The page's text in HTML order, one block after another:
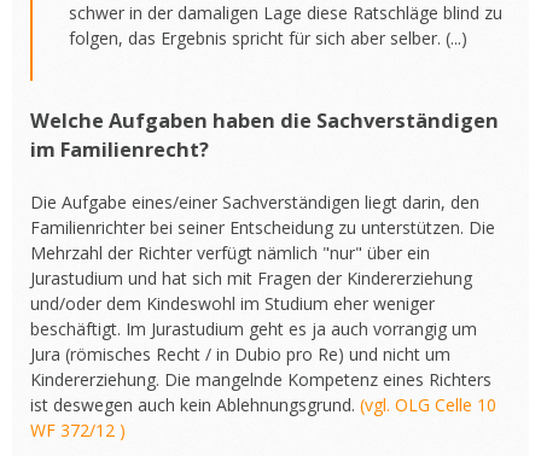
schwer in der damaligen Lage diese Ratschläge blind zu
folgen, das Ergebnis spricht für sich aber selber. (...)
Welche Aufgaben haben die Sachverständigen
im Familienrecht?
Die Aufgabe eines/einer Sachverständigen liegt darin, den
Familienrichter bei seiner Entscheidung zu unterstützen. Die
Mehrzahl der Richter verfügt nämlich "nur" über ein
Jurastudium und hat sich mit Fragen der Kindererziehung
und/oder dem Kindeswohl im Studium eher weniger
beschäftigt. Im Jurastudium geht es ja auch vorrangig um
Jura (römisches Recht / in Dubio pro Re) und nicht um
Kindererziehung. Die mangelnde Kompetenz eines Richters
ist deswegen auch kein Ablehnungsgrund. (vgl. OLG Celle 10
WF 372/12 )